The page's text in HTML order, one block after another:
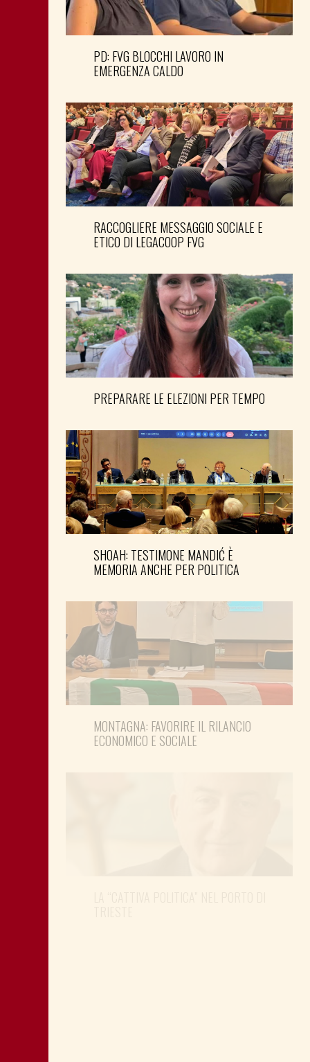
PD: FVG BLOCCHI LAVORO IN
EMERGENZA CALDO
RACCOGLIERE MESSAGGIO SOCIALE E
ETICO DI LEGACOOP FVG
PREPARARE LE ELEZIONI PER TEMPO
SHOAH: TESTIMONE MANDIĆ È
MEMORIA ANCHE PER POLITICA
MONTAGNA: FAVORIRE IL RILANCIO
ECONOMICO E SOCIALE